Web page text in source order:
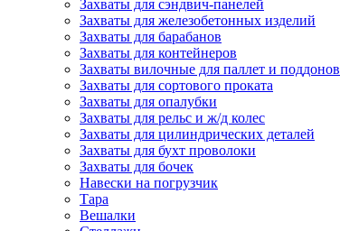
Захваты для сэндвич-панелей
Захваты для железобетонных изделий
Захваты для барабанов
Захваты для контейнеров
Захваты вилочные для паллет и поддонов
Захваты для сортового проката
Захваты для опалубки
Захваты для рельс и ж/д колес
Захваты для цилиндрических деталей
Захваты для бухт проволоки
Захваты для бочек
Навески на погрузчик
Тара
Вешалки